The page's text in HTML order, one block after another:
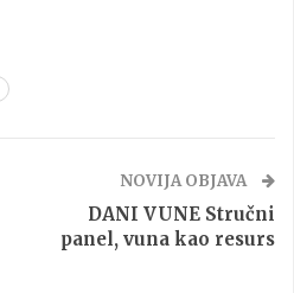
NOVIJA OBJAVA
DANI VUNE Stručni
panel, vuna kao resurs